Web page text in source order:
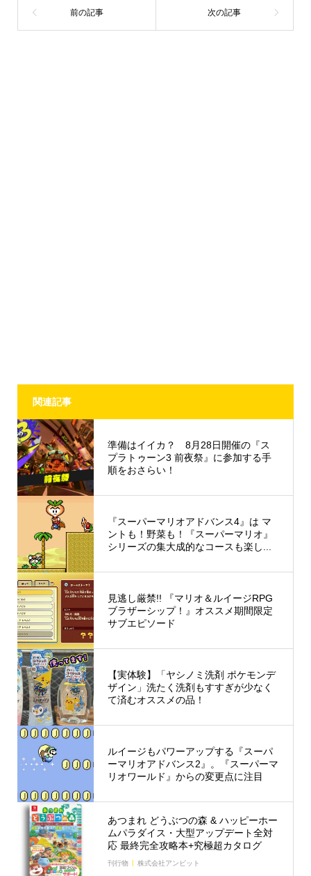
関連記事
準備はイイカ？ 8月28日開催の『ス
プラトゥーン3 前夜祭』に参加する手
順をおさらい！
『スーパーマリオアドバンス4』は マ
ントも！野菜も！『スーパーマリオ』
シリーズの集大成的なコースも楽し...
見逃し厳禁!! 『マリオ＆ルイージRPG
ブラザーシップ！』オススメ期間限定
サブエピソード
【実体験】「ヤシノミ洗剤 ポケモンデ
ザイン」洗たく洗剤もすすぎが少なく
て済むオススメの品！
ルイージもパワーアップする『スーパ
ーマリオアドバンス2』。『スーパーマ
リオワールド』からの変更点に注目
あつまれ どうぶつの森 & ハッピーホー
ムパラダイス・大型アップデート全対
応 最終完全攻略本+究極超カタログ
刊行物 株式会社アンビット